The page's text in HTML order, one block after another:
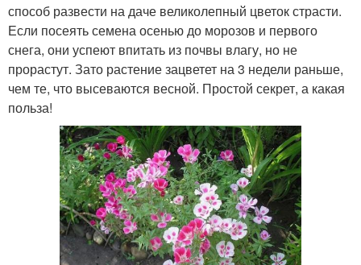
способ развести на даче великолепный цветок страсти.
Если посеять семена осенью до морозов и первого
снега, они успеют впитать из почвы влагу, но не
прорастут. Зато растение зацветет на 3 недели раньше,
чем те, что высеваются весной. Простой секрет, а какая
польза!